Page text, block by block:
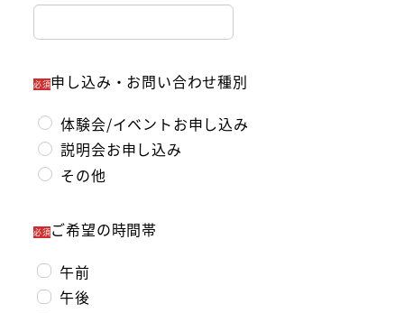
必須申し込み・お問い合わせ種別
体験会/イベントお申し込み
説明会お申し込み
その他
必須ご希望の時間帯
午前
午後